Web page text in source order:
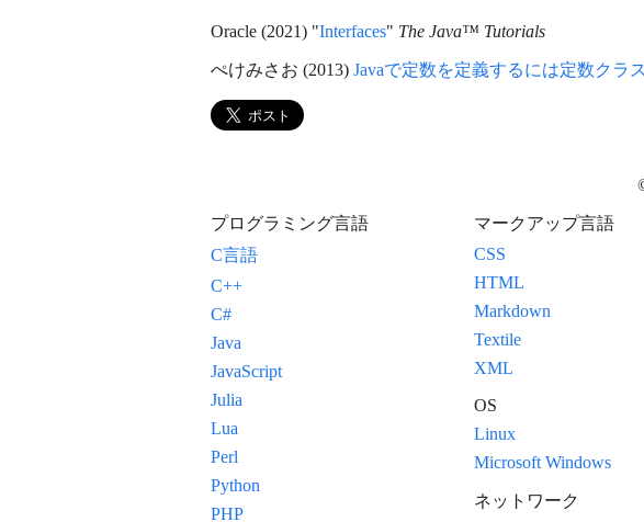
Oracle (2021) "Interfaces" The Java™ Tutorials
ぺけみさお (2013) Javaで定数を定義するには定数クラ
プログラミング言語
C言語
C++
C#
Java
JavaScript
Julia
Lua
Perl
Python
PHP
マークアップ言語
CSS
HTML
Markdown
Textile
XML
OS
Linux
Microsoft Windows
ネットワーク